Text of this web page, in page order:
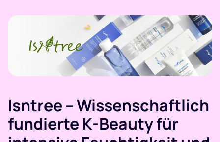
Isntree – Wissenschaftlich
fundierte K-Beauty für